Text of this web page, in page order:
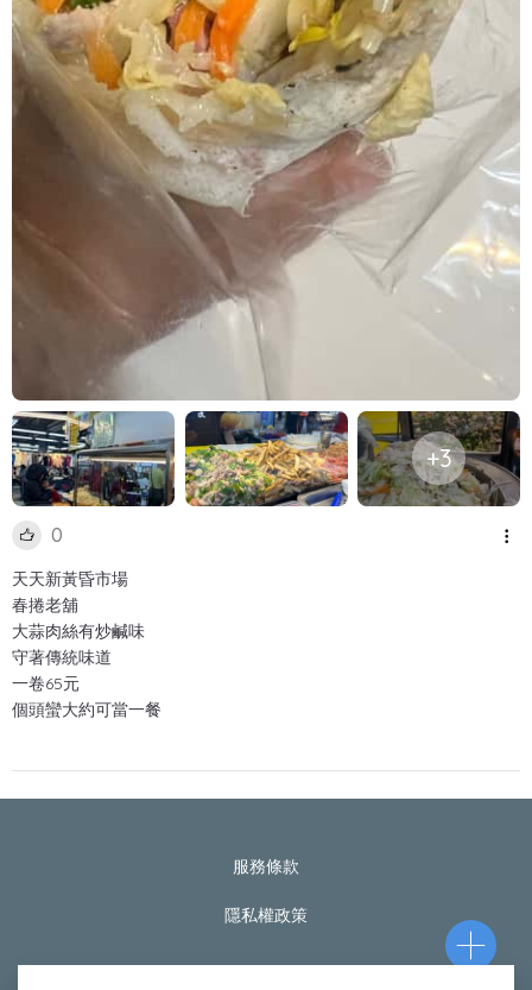
+3
0
天天新黃昏市場
春捲老舖
大蒜肉絲有炒鹹味
守著傳統味道
一卷65元
個頭蠻大約可當一餐
服務條款
隱私權政策